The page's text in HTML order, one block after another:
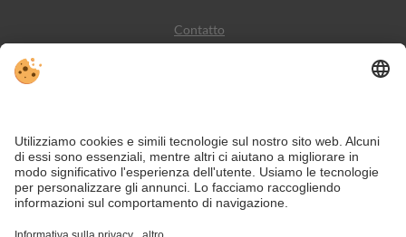
Contatto
VIVODolomiti è il portale di viaggio per una vacanza in
montagna indimenticabile – con alloggi e offerte nelle